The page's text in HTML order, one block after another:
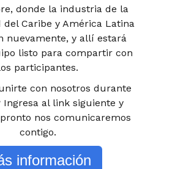
donde la industria de la
del Caribe y América Latina
nuevamente, y allí estará
listo para compartir con
participantes.
con nosotros durante
Ingresa al link siguiente y
nos comunicaremos
contigo.
información